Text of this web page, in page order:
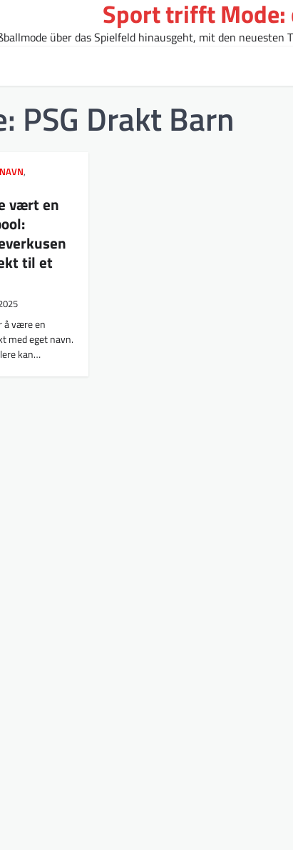
Sport trifft Mode:
über das Spielfeld hinausgeht, mit den
PSG Drakt Barn
,
vært en
til et
å være en
med eget navn.
kan…